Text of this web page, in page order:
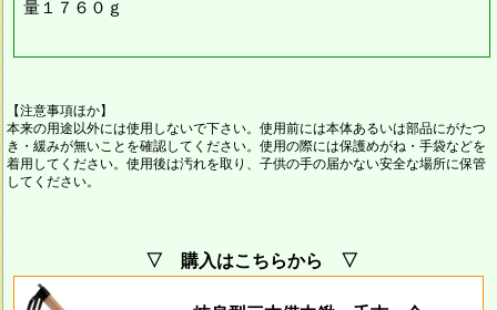
量１７６０ｇ
【注意事項ほか】
本来の用途以外には使用しないで下さい。使用前には本体あるいは部品にがたつ
き・緩みが無いことを確認してください。使用の際には保護めがね・手袋などを
着用してください。使用後は汚れを取り、子供の手の届かない安全な場所に保管
してください。
▽ 購入はこちらから ▽